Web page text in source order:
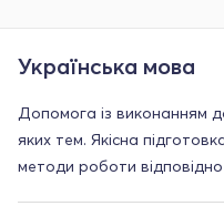
Українська мова
Допомога із виконанням
яких тем. Якісна
методи роботи